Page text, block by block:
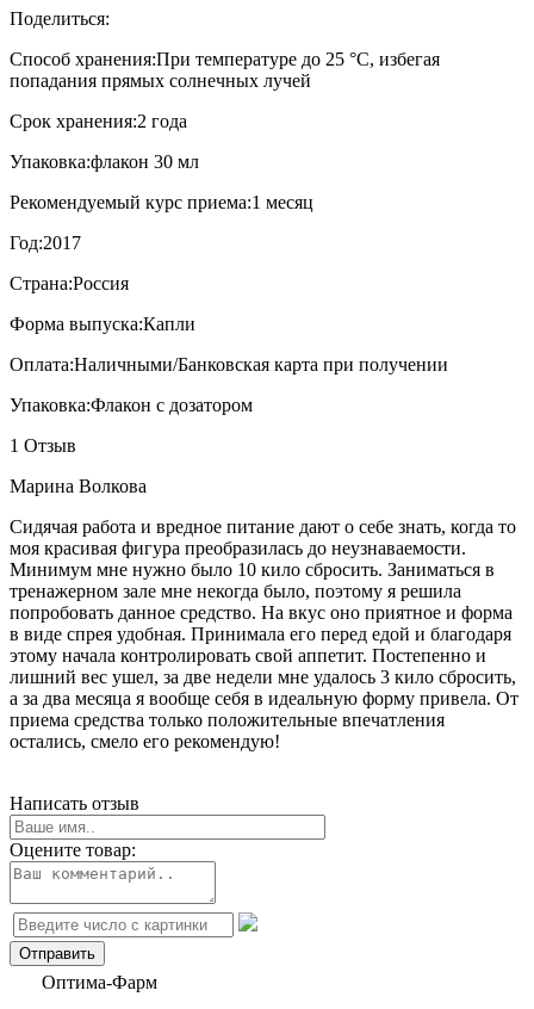
Поделиться:
Способ хранения:При температуре до 25 °C, избегая
попадания прямых солнечных лучей
Срок хранения:2 года
Упаковка:флакон 30 мл
Рекомендуемый курс приема:1 месяц
Год:2017
Страна:Россия
Форма выпуска:Капли
Оплата:Наличными/Банковская карта при получении
Упаковка:Флакон с дозатором
1 Отзыв
Марина Волкова
Сидячая работа и вредное питание дают о себе знать, когда то
моя красивая фигура преобразилась до неузнаваемости.
Минимум мне нужно было 10 кило сбросить. Заниматься в
тренажерном зале мне некогда было, поэтому я решила
попробовать данное средство. На вкус оно приятное и форма
в виде спрея удобная. Принимала его перед едой и благодаря
этому начала контролировать свой аппетит. Постепенно и
лишний вес ушел, за две недели мне удалось 3 кило сбросить,
а за два месяца я вообще себя в идеальную форму привела. От
приема средства только положительные впечатления
остались, смело его рекомендую!
Написать отзыв
Оцените товар:
Оптима-Фарм